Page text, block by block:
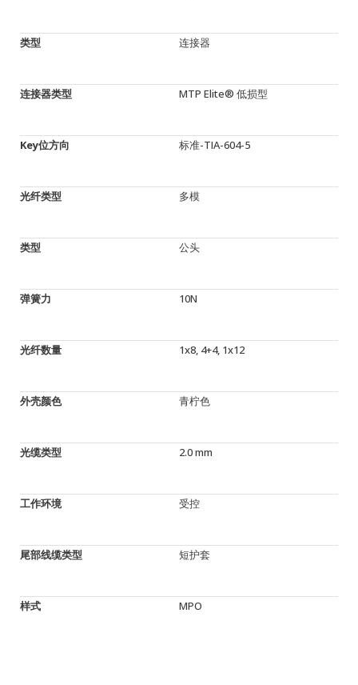
类型 连接器
连接器类型 MTP Elite® 低损型
Key位方向 标准-TIA-604-5
光纤类型 多模
类型 公头
弹簧力 10N
光纤数量 1x8, 4+4, 1x12
外壳颜色 青柠色
光缆类型 2.0 mm
工作环境 受控
尾部线缆类型 短护套
样式 MPO